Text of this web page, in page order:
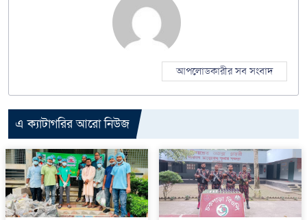
আপলোডকারীর সব সংবাদ
এ ক্যাটাগরির আরো নিউজ